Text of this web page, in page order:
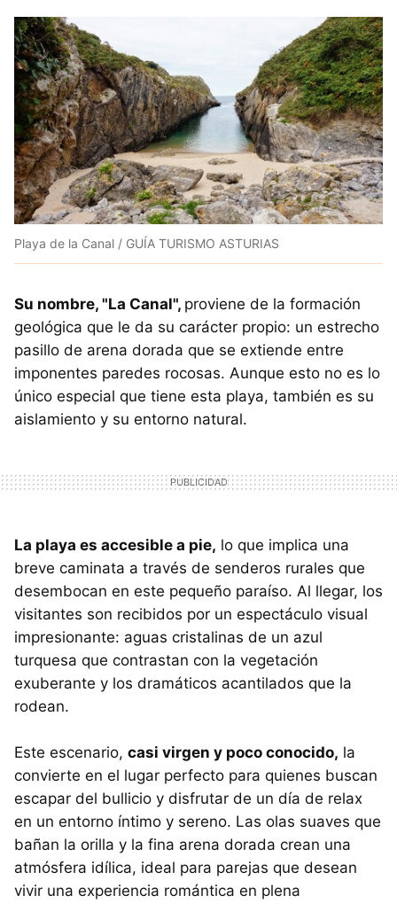
Playa de la Canal / GUÍA TURISMO ASTURIAS
Su nombre, "La Canal", proviene de la formación
geológica que le da su carácter propio: un estrecho
pasillo de arena dorada que se extiende entre
imponentes paredes rocosas. Aunque esto no es lo
único especial que tiene esta playa, también es su
aislamiento y su entorno natural.
La playa es accesible a pie, lo que implica una
breve caminata a través de senderos rurales que
desembocan en este pequeño paraíso. Al llegar, los
visitantes son recibidos por un espectáculo visual
impresionante: aguas cristalinas de un azul
turquesa que contrastan con la vegetación
exuberante y los dramáticos acantilados que la
rodean.
Este escenario, casi virgen y poco conocido, la
convierte en el lugar perfecto para quienes buscan
escapar del bullicio y disfrutar de un día de relax
en un entorno íntimo y sereno. Las olas suaves que
bañan la orilla y la fina arena dorada crean una
atmósfera idílica, ideal para parejas que desean
vivir una experiencia romántica en plena